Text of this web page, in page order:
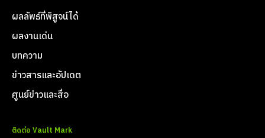
ผลลัพธ์ที่พิสูจน์ได้
ผลงานเด่น
บทความ
ข่าวสารและอัปเดต
ศูนย์ข่าวและสื่อ
ติดต่อ Vault Mark